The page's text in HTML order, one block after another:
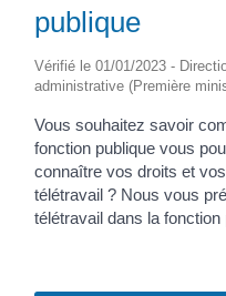
publique
Vérifié le 01/01/2023 -
administrative (Première
Vous souhaitez savoir
fonction publique vous
connaître vos droits et
télétravail ? Nous vous
télétravail dans la fonction